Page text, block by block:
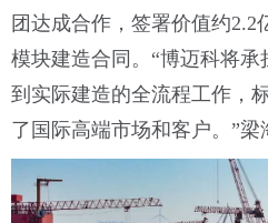
团达成合作，签署价值约2.2
模块建造合同。“博迈科将
到实际建造的全流程工作，
了国际高端市场和客户。”梁